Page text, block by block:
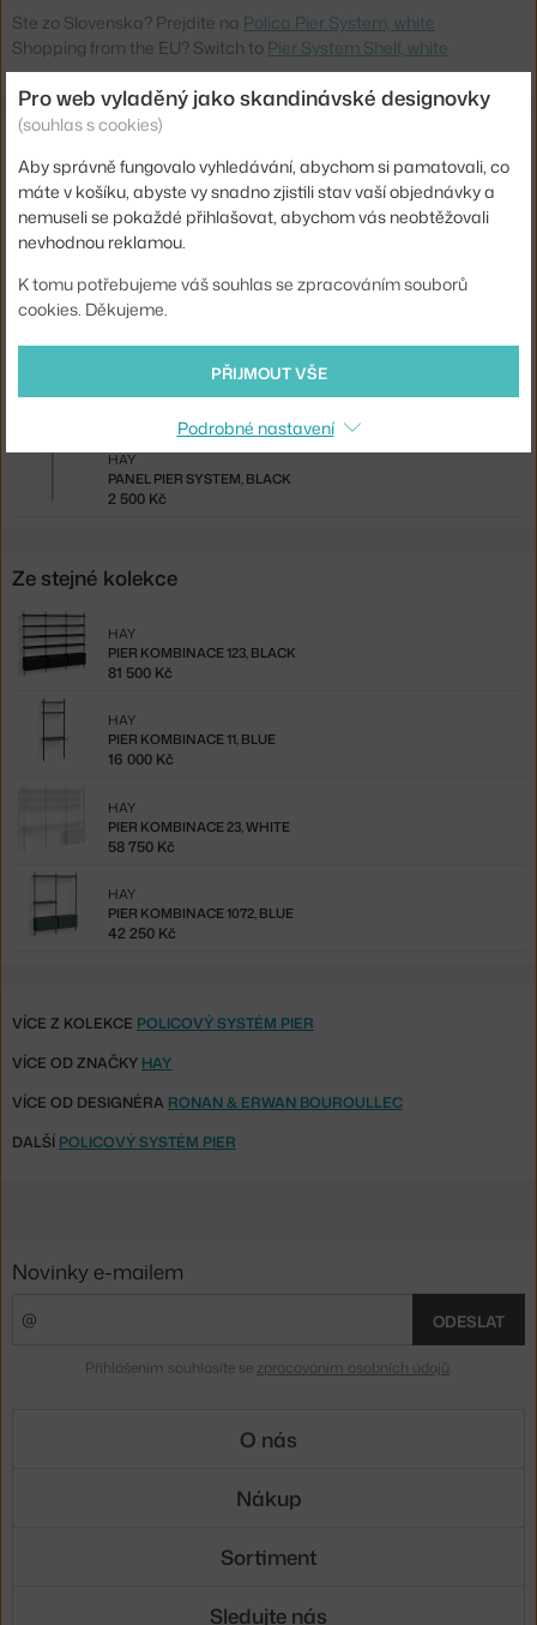
Ste zo Slovenska? Prejdite na Polica Pier System, white
Shopping from the EU? Switch to Pier System Shelf, white
Související produkty
NÁSTĚNNÝ PANEL PIER SYSTEM 2KS, CLEAR ALUMINIUM
HAY
5 000 Kč
PANEL PIER SYSTEM 2KS, BLACK
HAY
5 000 Kč
PANEL PIER SYSTEM, BLACK
HAY
2 500 Kč
Ze stejné kolekce
PIER KOMBINACE 123, BLACK
HAY
81 500 Kč
PIER KOMBINACE 11, BLUE
HAY
16 000 Kč
PIER KOMBINACE 23, WHITE
HAY
58 750 Kč
PIER KOMBINACE 1072, BLUE
HAY
42 250 Kč
VÍCE Z KOLEKCE POLICOVÝ SYSTÉM PIER
VÍCE OD ZNAČKY HAY
VÍCE OD DESIGNÉRA RONAN & ERWAN BOUROULLEC
DALŠÍ POLICOVÝ SYSTÉM PIER
Pro web vyladěný jako skandinávské designovky
(souhlas s cookies)
Aby správně fungovalo vyhledávání, abychom si pamatovali, co
máte v košíku, abyste vy snadno zjistili stav vaší objednávky a
nemuseli se pokaždé přihlašovat, abychom vás neobtěžovali
nevhodnou reklamou.
K tomu potřebujeme váš souhlas se zpracováním souborů
cookies. Děkujeme.
PŘIJMOUT VŠE
Podrobné nastavení
Novinky e-mailem
ODESLAT
Přihlášením souhlasíte se zpracováním osobních údajů
O nás
Nákup
Sortiment
Sledujte nás